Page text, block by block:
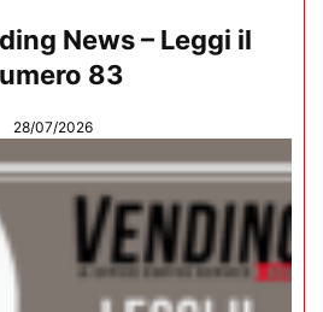
News – Leggi il
83
28/07/2026